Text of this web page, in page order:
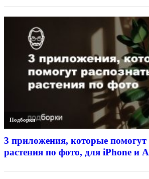
Подборки
3 приложения, которые помогут
растения по фото, для iPhone и